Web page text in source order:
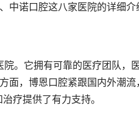
中诺口腔这八家医院的详细介
面，博恩口腔紧跟国内外潮
疗提供了有力支持。